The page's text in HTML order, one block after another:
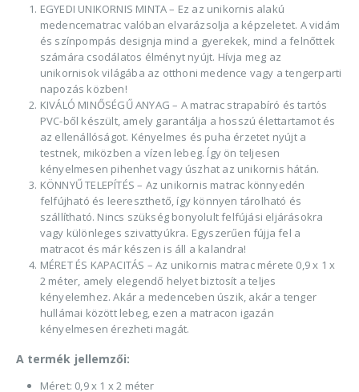
EGYEDI UNIKORNIS MINTA – Ez az unikornis alakú
medencematrac valóban elvarázsolja a képzeletet. A vidám
és színpompás designja mind a gyerekek, mind a felnőttek
számára csodálatos élményt nyújt. Hívja meg az
unikornisok világába az otthoni medence vagy a tengerparti
napozás közben!
KIVÁLÓ MINŐSÉGŰ ANYAG – A matrac strapabíró és tartós
PVC-ből készült, amely garantálja a hosszú élettartamot és
az ellenállóságot. Kényelmes és puha érzetet nyújt a
testnek, miközben a vízen lebeg. Így ön teljesen
kényelmesen pihenhet vagy úszhat az unikornis hátán.
KÖNNYŰ TELEPÍTÉS – Az unikornis matrac könnyedén
felfújható és leereszthető, így könnyen tárolható és
szállítható. Nincs szükség bonyolult felfújási eljárásokra
vagy különleges szivattyúkra. Egyszerűen fújja fel a
matracot és már készen is áll a kalandra!
MÉRET ÉS KAPACITÁS – Az unikornis matrac mérete 0,9 x 1 x
2 méter, amely elegendő helyet biztosít a teljes
kényelemhez. Akár a medenceben úszik, akár a tenger
hullámai között lebeg, ezen a matracon igazán
kényelmesen érezheti magát.
A termék jellemzői:
Méret: 0,9 x 1 x 2 méter